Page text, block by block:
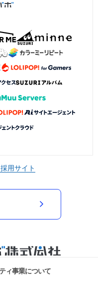
採用サイト
ィ事業について